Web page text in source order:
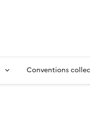
Conventions